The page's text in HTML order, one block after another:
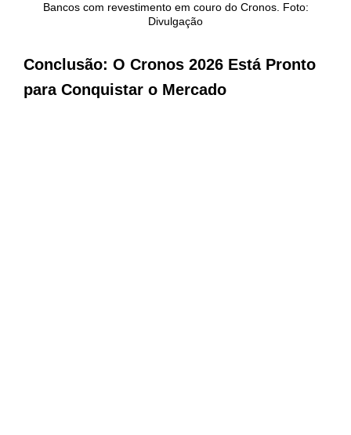
Bancos com revestimento em couro do Cronos. Foto:
Divulgação
Conclusão: O Cronos 2026 Está Pronto
para Conquistar o Mercado